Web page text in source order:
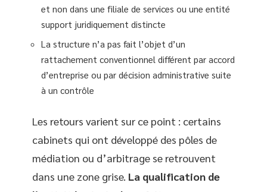
et non dans une filiale de services ou une entité
support juridiquement distincte
La structure n’a pas fait l’objet d’un
rattachement conventionnel différent par accord
d’entreprise ou par décision administrative suite
à un contrôle
Les retours varient sur ce point : certains
cabinets qui ont développé des pôles de
médiation ou d’arbitrage se retrouvent
dans une zone grise. La qualification de